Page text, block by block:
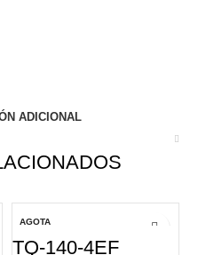
ADICIONAL
AGOTA
TQ-140-4EF